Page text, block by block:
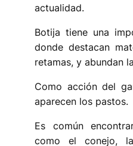
actualidad.
Botija tiene una
donde destacan
retamas, y abundan
Como acción del
aparecen los pastos.
Es común
como el conejo,